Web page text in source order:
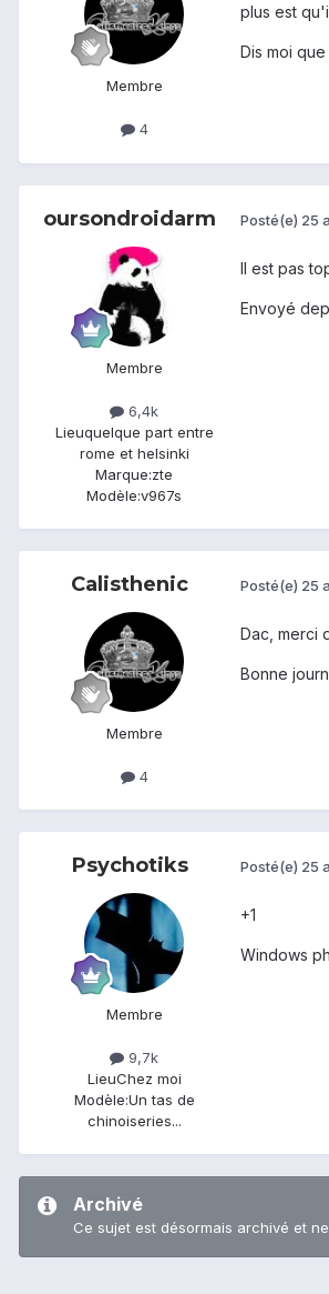
Membre
4
plus est
Dis moi
oursondroidarm
Membre
6,4k
Lieuquelque part entre
rome et helsinki
Marque:zte
Modèle:v967s
Posté(e) 25
Il est pas
Envoyé
Calisthenic
Membre
4
Posté(e) 25
Dac, merci
Bonne
Psychotiks
Membre
9,7k
LieuChez moi
Modèle:Un tas de
chinoiseries...
Posté(e) 25
+1
Windows
Archivé
Ce sujet est désormais archivé et